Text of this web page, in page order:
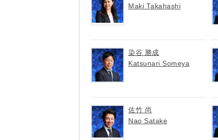
Maki Takahashi
染谷 勝成
Katsunari Someya
佐竹 尚
Nao Satake